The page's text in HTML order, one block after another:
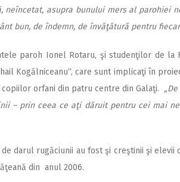
neîncetat, asupra bunului mers al parohiei
bun, de îndemn, de învăţătură pentru
paroh Ionel Rotaru, şi studenţilor de la
Kogălniceanu“, care sunt implicaţi în
orfani din patru centre din Galaţi.
– prin ceea ce aţi dăruit pentru cei mai
darul rugăciunii au fost şi creştinii şi elevii
din anul 2006.